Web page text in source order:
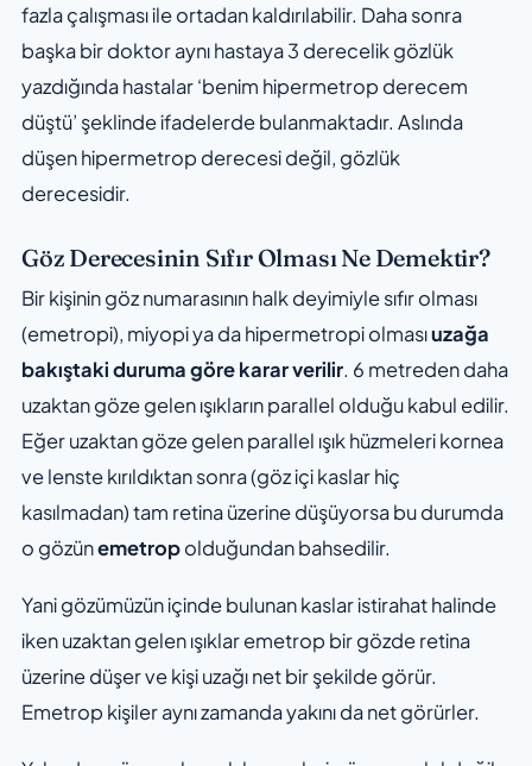
fazla çalışması ile ortadan kaldırılabilir. Daha sonra
başka bir doktor aynı hastaya 3 derecelik gözlük
yazdığında hastalar ‘benim hipermetrop derecem
düştü’ şeklinde ifadelerde bulanmaktadır. Aslında
düşen hipermetrop derecesi değil, gözlük
derecesidir.
Göz Derecesinin Sıfır Olması Ne Demektir?
Bir kişinin göz numarasının halk deyimiyle sıfır olması
(emetropi), miyopi ya da hipermetropi olmasıuzağa
bakıştaki duruma göre karar verilir. 6 metreden daha
uzaktan göze gelen ışıkların parallel olduğu kabul edilir.
Eğer uzaktan göze gelen parallel ışık hüzmeleri kornea
ve lenste kırıldıktan sonra (göz içi kaslar hiç
kasılmadan) tam retina üzerine düşüyorsa bu durumda
o gözünemetropolduğundan bahsedilir.
Yani gözümüzün içinde bulunankaslar istirahat halinde
ikenuzaktan gelen ışıklar emetrop bir gözde retina
üzerine düşer ve kişi uzağı net bir şekilde görür.
Emetrop kişiler aynı zamanda yakını da net görürler.